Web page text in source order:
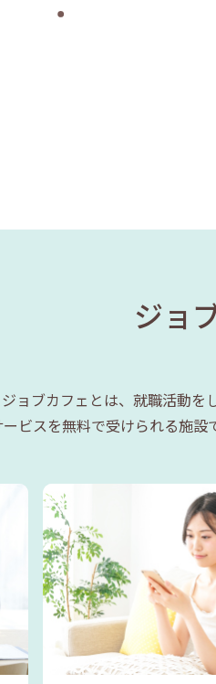
ジョ
ジョブカフェとは、就職活動を
ビスを無料で受けられる施